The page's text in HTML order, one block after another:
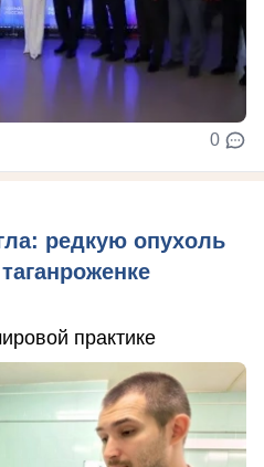
0
редкую опухоль
практике